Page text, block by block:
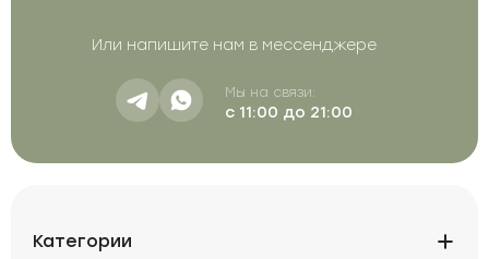
Или напишите нам в мессенджере
Мы на связи:
с 11:00 до 21:00
Категории